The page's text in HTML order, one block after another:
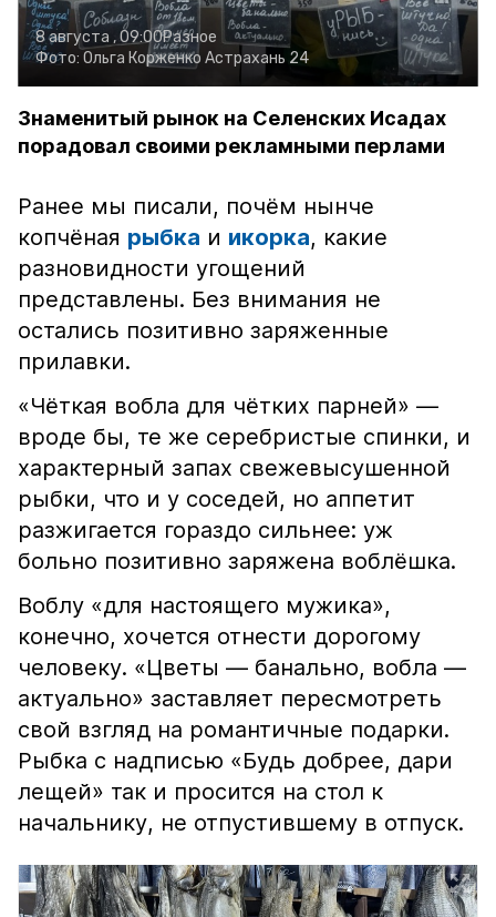
8 августа , 09:00Разное
Фото: Ольга Корженко Астрахань 24
Знаменитый рынок на Селенских Исадах
порадовал своими рекламными перлами
Ранее мы писали, почём нынче
копчёная рыбка и икорка, какие
разновидности угощений
представлены. Без внимания не
остались позитивно заряженные
прилавки.
«Чёткая вобла для чётких парней» —
вроде бы, те же серебристые спинки, и
характерный запах свежевысушенной
рыбки, что и у соседей, но аппетит
разжигается гораздо сильнее: уж
больно позитивно заряжена воблёшка.
Воблу «для настоящего мужика»,
конечно, хочется отнести дорогому
человеку. «Цветы — банально, вобла —
актуально» заставляет пересмотреть
свой взгляд на романтичные подарки.
Рыбка с надписью «Будь добрее, дари
лещей» так и просится на стол к
начальнику, не отпустившему в отпуск.